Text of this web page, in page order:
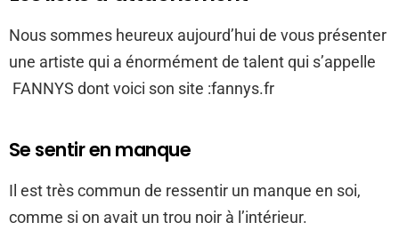
Nous sommes heureux aujourd’hui de vous présenter
une artiste qui a énormément de talent qui s’appelle
FANNYS dont voici son site :fannys.fr
Se sentir en manque
Il est très commun de ressentir un manque en soi,
comme si on avait un trou noir à l’intérieur.